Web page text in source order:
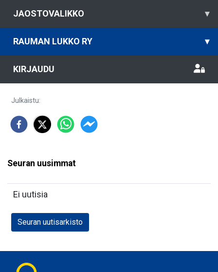
JAOSTOVALIKKO ▾
RAUMAN LUKKO RY ▾
KIRJAUDU
Julkaistu:
Seuran uusimmat
Ei uutisia
Seuran uutisarkisto